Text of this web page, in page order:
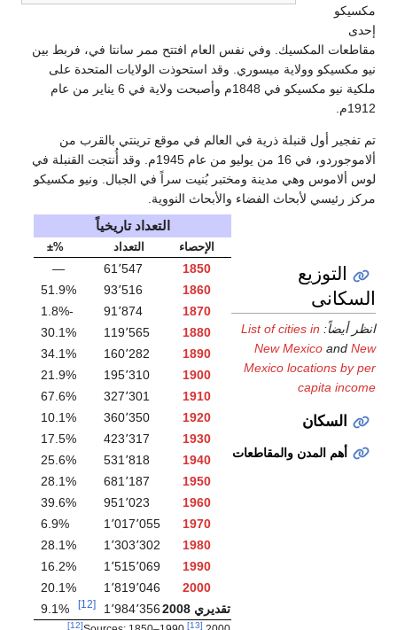
وفي نفس العام افتتح ممر سانتا في، فربط بين
وولاية ميسوري. وقد استحوذت الولايات المتحدة على
ملكية نيو مكسيكو في 1848م وأصبحت ولاية في 6 يناير من عام
قنبلة ذرية في العالم في موقع ترينتي بالقرب من
ألاموجوردو، في 16 من يوليو من عام 1945م. وقد أُنتجت القنبلة في
وهي مدينة ومختبر بُنيت سراً في الجبال. ونيو مكسيكو
لأبحاث الفضاء والأبحاث النووية.
التعداد %±
61٬547
—
93٬516
51.9%
1870
91٬874
1880
119٬565
30.1%
1890
160٬282
34.1%
1900
195٬310
21.9%
327٬301
67.6%
360٬350
10.1%
423٬317
17.5%
1940
531٬818
25.6%
681٬187
28.1%
951٬023
39.6%
1٬017٬055
6.9%
1٬303٬302
28.1%
1٬515٬069
16.2%
1٬819٬046
20.1%
1٬984٬356 [12]
9.1%
List of cities in
New
Mexico
والمقاطعات